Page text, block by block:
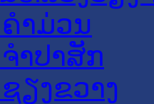
າມ່ວນ
າປາສັກ
ຽງຂວາງ